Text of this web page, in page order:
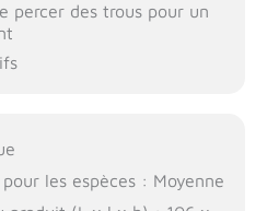
percer des trous pour un
les espèces : Moyenne